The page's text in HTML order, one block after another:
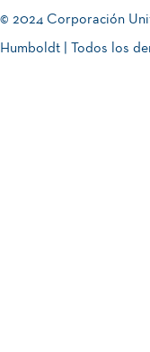
© 2024 Corporación
Humboldt | Todos los